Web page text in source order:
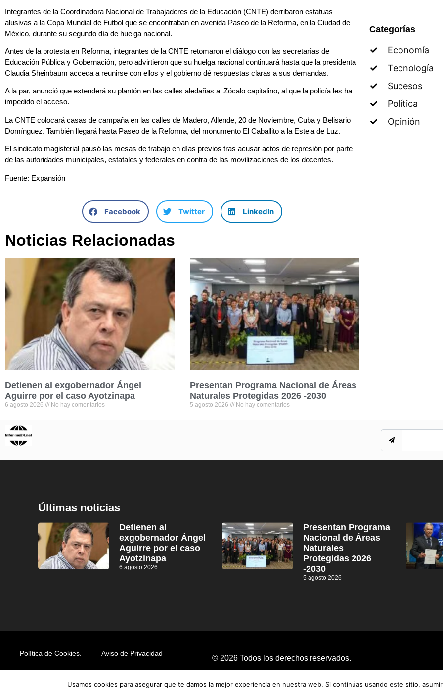
Integrantes de la Coordinadora Nacional de Trabajadores de la Educación (CNTE) derribaron estatuas
alusivas a la Copa Mundial de Futbol que se encontraban en avenida Paseo de la Reforma, en la Ciudad de
México, durante su segundo día de huelga nacional.
Antes de la protesta en Reforma, integrantes de la CNTE retomaron el diálogo con las secretarías de
Educación Pública y Gobernación, pero advirtieron que su huelga nacional continuará hasta que la presidenta
Claudia Sheinbaum acceda a reunirse con ellos y el gobierno dé respuestas claras a sus demandas.
A la par, anunció que extenderá su plantón en las calles aledañas al Zócalo capitalino, al que la policía les ha
impedido el acceso.
La CNTE colocará casas de campaña en las calles de Madero, Allende, 20 de Noviembre, Cuba y Belisario
Domínguez. También llegará hasta Paseo de la Reforma, del monumento El Caballito a la Estela de Luz.
El sindicato magisterial pausó las mesas de trabajo en días previos tras acusar actos de represión por parte
de las autoridades municipales, estatales y federales en contra de las movilizaciones de los docentes.
Fuente: Expansión
Facebook Twitter LinkedIn
Noticias Relacionadas
Detienen al exgobernador Ángel
Aguirre por el caso Ayotzinapa
6 agosto 2026 No hay comentarios
Presentan Programa Nacional de Áreas
Naturales Protegidas 2026 -2030
5 agosto 2026 No hay comentarios
Categorías
Economía
Tecnología
Sucesos
Política
Opinión
Últimas noticias
Detienen al
exgobernador Ángel
Aguirre por el caso
Ayotzinapa
6 agosto 2026
Presentan Programa
Nacional de Áreas
Naturales
Protegidas 2026
-2030
5 agosto 2026
Política de Cookies. Aviso de Privacidad
© 2026 Todos los derechos reservados.
Usamos cookies para asegurar que te damos la mejor experiencia en nuestra web. Si continúas usando este sitio,